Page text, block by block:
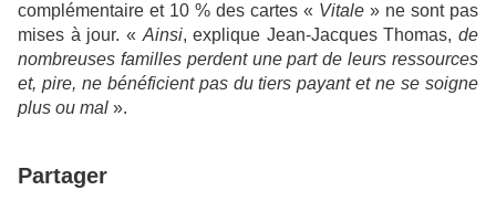
complémentaire et 10 % des cartes « Vitale » ne sont pas
mises à jour. « Ainsi, explique Jean-Jacques Thomas, de
nombreuses familles perdent une part de leurs ressources
et, pire, ne bénéficient pas du tiers payant et ne se soigne
plus ou mal ».
Partager